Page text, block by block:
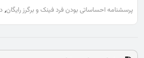
پرسشنامه احساساتی بودن فرد فینک و برگرز رایگان,